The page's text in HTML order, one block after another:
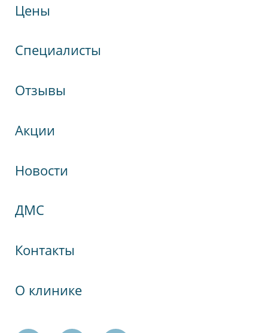
19А
Цены
Специалисты
Отзывы
Акции
Новости
ДМС
Контакты
О клинике